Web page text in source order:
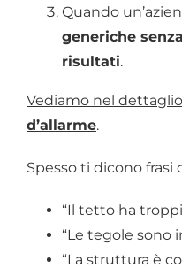
Quando
generiche
risultati.
Vediamo nel dettaglio
d’allarme.
Spesso ti dicono frasi
“Il tetto ha
“Le tegole sono
“La struttura è